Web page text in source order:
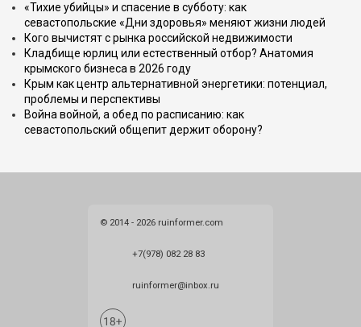
«Тихие убийцы» и спасение в субботу: как
севастопольские «Дни здоровья» меняют жизни людей
Кого вычистят с рынка российской недвижимости
Кладбище юрлиц или естественный отбор? Анатомия
крымского бизнеса в 2026 году
Крым как центр альтернативной энергетики: потенциал,
проблемы и перспективы
Война войной, а обед по расписанию: как
севастопольский общепит держит оборону?
© 2014 - 2026 ruinformer.com
+7(978) 082 28 83
ruinformer@inbox.ru